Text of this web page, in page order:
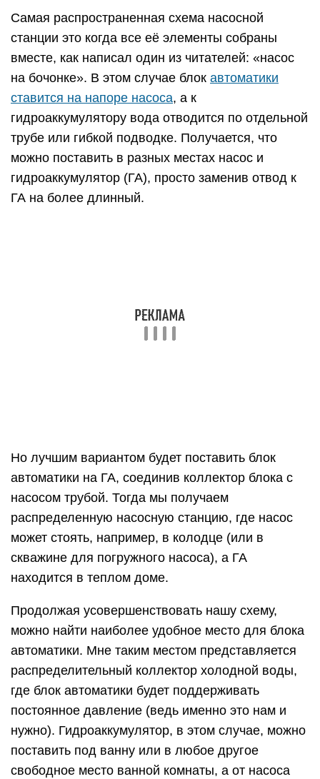
Самая распространенная схема насосной
станции это когда все её элементы собраны
вместе, как написал один из читателей: «насос
на бочонке». В этом случае блок автоматики
ставится на напоре насоса, а к
гидроаккумулятору вода отводится по отдельной
трубе или гибкой подводке. Получается, что
можно поставить в разных местах насос и
гидроаккумулятор (ГА), просто заменив отвод к
ГА на более длинный.
Но лучшим вариантом будет поставить блок
автоматики на ГА, соединив коллектор блока с
насосом трубой. Тогда мы получаем
распределенную насосную станцию, где насос
может стоять, например, в колодце (или в
скважине для погружного насоса), а ГА
находится в теплом доме.
Продолжая усовершенствовать нашу схему,
можно найти наиболее удобное место для блока
автоматики. Мне таким местом представляется
распределительный коллектор холодной воды,
где блок автоматики будет поддерживать
постоянное давление (ведь именно это нам и
нужно). Гидроаккумулятор, в этом случае, можно
поставить под ванну или в любое другое
свободное место ванной комнаты, а от насоса